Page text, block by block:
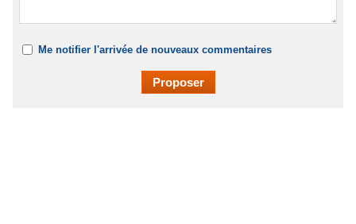
Me notifier l'arrivée de nouveaux commentaires